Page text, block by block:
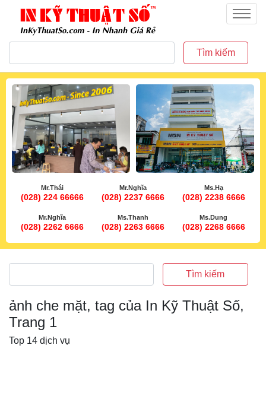
inkythuatso.com
Menu
Tìm kiếm
Mr.Thái
(028) 224 66666
Mr.Nghĩa
(028) 2237 6666
Ms.Hạ
(028) 2238 6666
Mr.Nghĩa
(028) 2262 6666
Ms.Thanh
(028) 2263 6666
Ms.Dung
(028) 2268 6666
Tìm kiếm
ảnh che mặt, tag của In Kỹ Thuật Số,
Trang 1
Top 14 dịch vụ